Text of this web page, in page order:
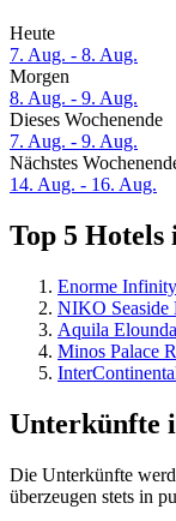
Heute
7. Aug. - 8. Aug.
Morgen
8. Aug. - 9. Aug.
Dieses Wochenende
7. Aug. - 9. Aug.
Nächstes
14. Aug. - 16. Aug.
Top 5 Hotels
Enorme
NIKO Seaside
Aquila
Minos Palace
Unterkünfte
Die Unterkünfte
überzeugen stets in